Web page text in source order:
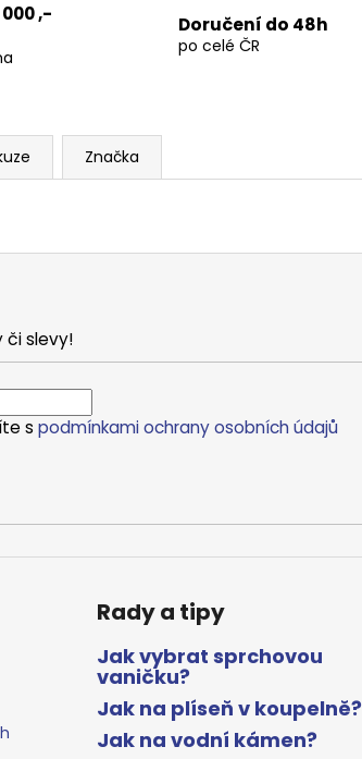
,-
Doručení do 48h
po celé ČR
Značka
či slevy!
s podmínkami ochrany osobních údajů
Rady a tipy
Jak vybrat sprchovou
vaničku?
Jak na plíseň v koupelně?
Jak na vodní kámen?